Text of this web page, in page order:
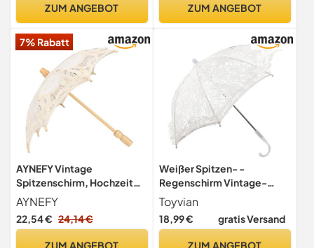
ZUM ANGEBOT
Regenschirm 2 Personen
ZUM ANGEBOT
7% Rabatt
AYNEFY Vintage
Spitzenschirm, Hochzeit
Sonnenschirm, Brautschirm
mit Baumwolle, Fotografie
Requisite, Weiß
AYNEFY
22,54 € 24,14 €
ZUM ANGEBOT
Weißer Spitzen- -
Regenschirm Vintage-
Hochzeits-
Blumenstickerei-
Regenschirm-Klarer Für
Toyvian
18,99 € gratis Versand
ZUM ANGEBOT